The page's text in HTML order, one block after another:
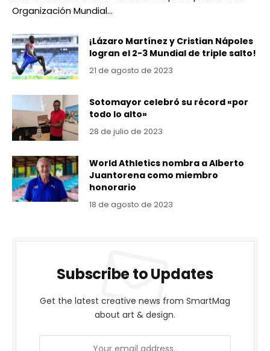
Organización Mundial…
¡Lázaro Martínez y Cristian Nápoles
logran el 2-3 Mundial de triple salto!
21 de agosto de 2023
Sotomayor celebró su récord «por
todo lo alto»
28 de julio de 2023
World Athletics nombra a Alberto
Juantorena como miembro
honorario
18 de agosto de 2023
Subscribe to Updates
Get the latest creative news from SmartMag
about art & design.